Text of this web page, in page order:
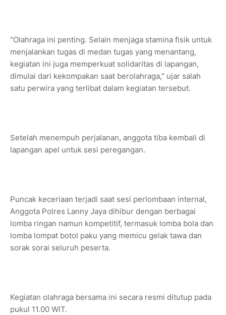
"Olahraga ini penting. Selain menjaga stamina fisik untuk
menjalankan tugas di medan tugas yang menantang,
kegiatan ini juga memperkuat solidaritas di lapangan,
dimulai dari kekompakan saat berolahraga," ujar salah
satu perwira yang terlibat dalam kegiatan tersebut.
Setelah menempuh perjalanan, anggota tiba kembali di
lapangan apel untuk sesi peregangan.
Puncak keceriaan terjadi saat sesi perlombaan internal,
Anggota Polres Lanny Jaya dihibur dengan berbagai
lomba ringan namun kompetitif, termasuk lomba bola dan
lomba lompat botol paku yang memicu gelak tawa dan
sorak sorai seluruh peserta.
Kegiatan olahraga bersama ini secara resmi ditutup pada
pukul 11.00 WIT.